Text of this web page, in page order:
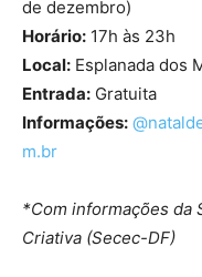
de dezembro)
Horário: 17h às 23h
Local: Esplanada dos
Entrada: Gratuita
Informações:
m.br
*Com informações da
Criativa (Secec-DF)